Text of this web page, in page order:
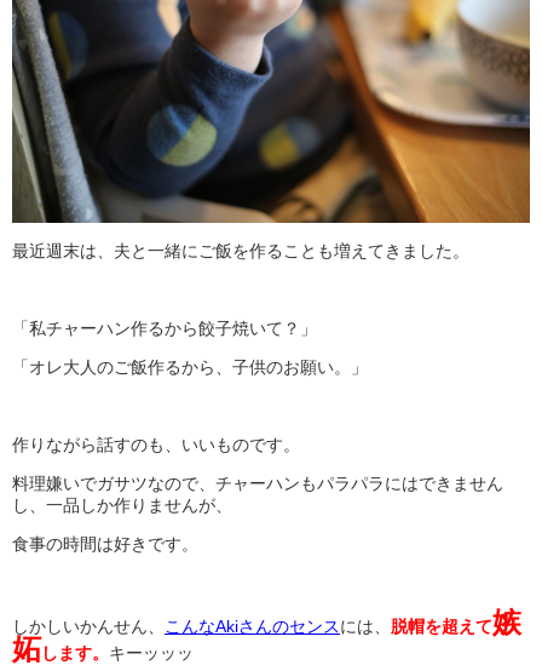
最近週末は、夫と一緒にご飯を作ることも増えてきました。
「私チャーハン作るから餃子焼いて？」
「オレ大人のご飯作るから、子供のお願い。」
作りながら話すのも、いいものです。
料理嫌いでガサツなので、チャーハンもパラパラにはできません
し、一品しか作りませんが、
食事の時間は好きです。
しかしいかんせん、 こんなAkiさんのセンス には、 脱帽を超えて嫉
妬 します。 キーッッッ